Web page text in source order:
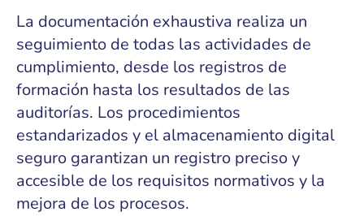
La documentación exhaustiva realiza un
seguimiento de todas las actividades de
cumplimiento, desde los registros de
formación hasta los resultados de las
auditorías. Los procedimientos
estandarizados y el almacenamiento digital
seguro garantizan un registro preciso y
accesible de los requisitos normativos y la
mejora de los procesos.